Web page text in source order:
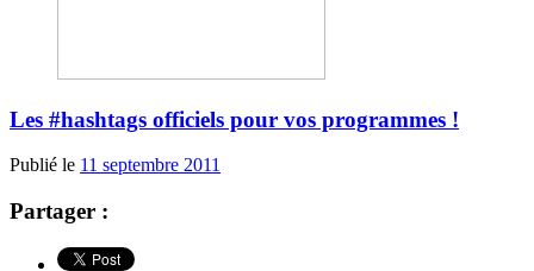
Les #hashtags officiels pour vos programmes !
Publié le 11 septembre 2011
Partager :